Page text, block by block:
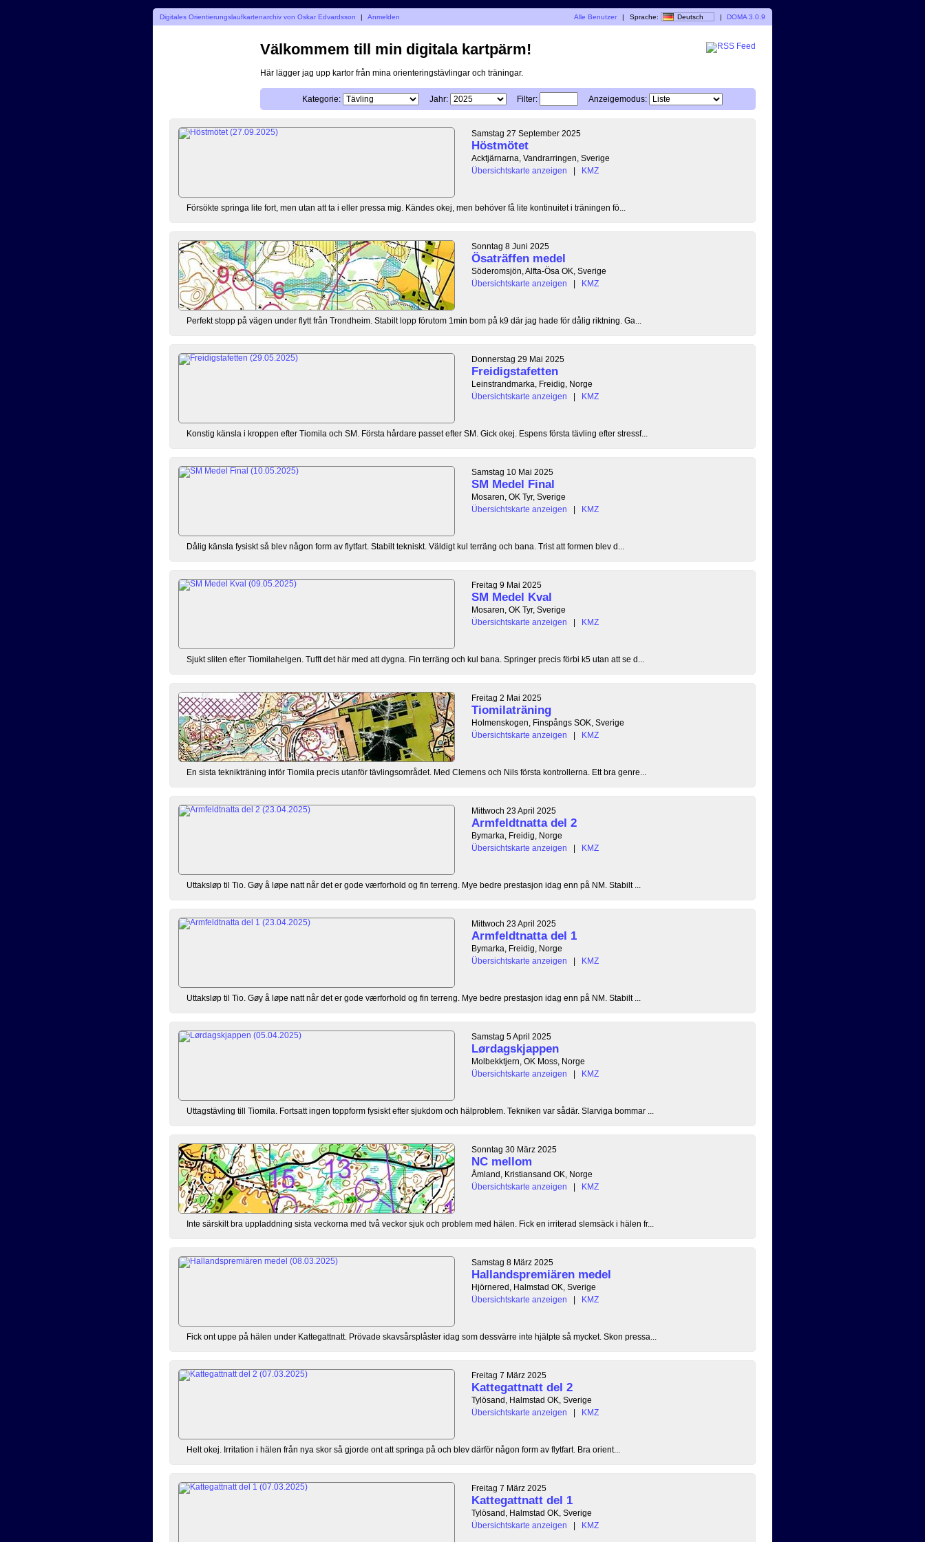
Digitales Orientierungslaufkartenarchiv von Oskar Edvardsson | Anmelden Alle Benutzer | Sprache: Deutsch | DOMA 3.0.9
Välkommem till min digitala kartpärm!
Här lägger jag upp kartor från mina orienteringstävlingar och träningar.
Kategorie: Jahr: Filter: Anzeigemodus:
Samstag 27 September 2025
Höstmötet
Acktjärnarna, Vandrarringen, Sverige
Übersichtskarte anzeigen
| KMZ
Försökte springa lite fort, men utan att ta i eller pressa mig. Kändes okej, men behöver få lite kontinuitet i träningen fö...
Sonntag 8 Juni 2025
Ösaträffen medel
Söderomsjön, Alfta-Ösa OK, Sverige
Übersichtskarte anzeigen
| KMZ
Perfekt stopp på vägen under flytt från Trondheim. Stabilt lopp förutom 1min bom på k9 där jag hade för dålig riktning. Ga...
Donnerstag 29 Mai 2025
Freidigstafetten
Leinstrandmarka, Freidig, Norge
Übersichtskarte anzeigen
| KMZ
Konstig känsla i kroppen efter Tiomila och SM. Första hårdare passet efter SM. Gick okej. Espens första tävling efter stressf...
Samstag 10 Mai 2025
SM Medel Final
Mosaren, OK Tyr, Sverige
Übersichtskarte anzeigen
| KMZ
Dålig känsla fysiskt så blev någon form av flytfart. Stabilt tekniskt. Väldigt kul terräng och bana. Trist att formen blev d...
Freitag 9 Mai 2025
SM Medel Kval
Mosaren, OK Tyr, Sverige
Übersichtskarte anzeigen
| KMZ
Sjukt sliten efter Tiomilahelgen. Tufft det här med att dygna. Fin terräng och kul bana. Springer precis förbi k5 utan att se d...
Freitag 2 Mai 2025
Tiomilaträning
Holmenskogen, Finspångs SOK, Sverige
Übersichtskarte anzeigen
| KMZ
En sista teknikträning inför Tiomila precis utanför tävlingsområdet. Med Clemens och Nils första kontrollerna. Ett bra genre...
Mittwoch 23 April 2025
Armfeldtnatta del 2
Bymarka, Freidig, Norge
Übersichtskarte anzeigen
| KMZ
Uttaksløp til Tio. Gøy å løpe natt når det er gode værforhold og fin terreng. Mye bedre prestasjon idag enn på NM. Stabilt ...
Mittwoch 23 April 2025
Armfeldtnatta del 1
Bymarka, Freidig, Norge
Übersichtskarte anzeigen
| KMZ
Uttaksløp til Tio. Gøy å løpe natt når det er gode værforhold og fin terreng. Mye bedre prestasjon idag enn på NM. Stabilt ...
Samstag 5 April 2025
Lørdagskjappen
Molbekktjern, OK Moss, Norge
Übersichtskarte anzeigen
| KMZ
Uttagstävling till Tiomila. Fortsatt ingen toppform fysiskt efter sjukdom och hälproblem. Tekniken var sådär. Slarviga bommar ...
Sonntag 30 März 2025
NC mellom
Åmland, Kristiansand OK, Norge
Übersichtskarte anzeigen
| KMZ
Inte särskilt bra uppladdning sista veckorna med två veckor sjuk och problem med hälen. Fick en irriterad slemsäck i hälen fr...
Samstag 8 März 2025
Hallandspremiären medel
Hjörnered, Halmstad OK, Sverige
Übersichtskarte anzeigen
| KMZ
Fick ont uppe på hälen under Kattegattnatt. Prövade skavsårsplåster idag som dessvärre inte hjälpte så mycket. Skon pressa...
Freitag 7 März 2025
Kattegattnatt del 2
Tylösand, Halmstad OK, Sverige
Übersichtskarte anzeigen
| KMZ
Helt okej. Irritation i hälen från nya skor så gjorde ont att springa på och blev därför någon form av flytfart. Bra orient...
Freitag 7 März 2025
Kattegattnatt del 1
Tylösand, Halmstad OK, Sverige
Übersichtskarte anzeigen
| KMZ